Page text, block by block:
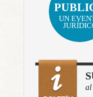
UN
al